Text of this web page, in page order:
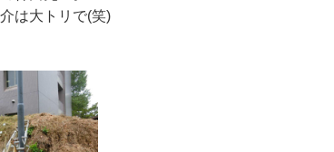
は大トリで(笑)